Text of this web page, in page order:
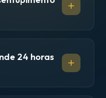
24 horas